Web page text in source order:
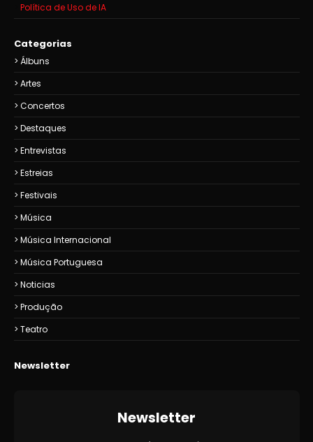
Política de Uso de IA
Categorias
Álbuns
Artes
Concertos
Destaques
Entrevistas
Estreias
Festivais
Música
Música Internacional
Música Portuguesa
Noticias
Produção
Teatro
Newsletter
Newsletter